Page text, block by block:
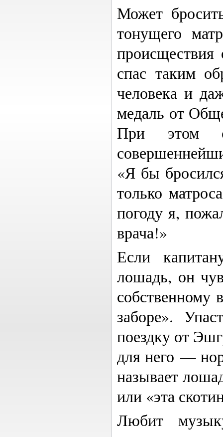
Может
тонущего
происществия
спас таким
человека и
медаль от
При этом
«Я бы
только
погоду я,
врача!»
Если
лошадь, он
собственному
заборе».
поездку от
для него —
называет
или «эта
Любит